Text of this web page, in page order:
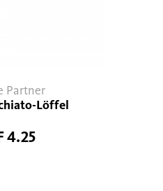
Partner
Löffel
4.25